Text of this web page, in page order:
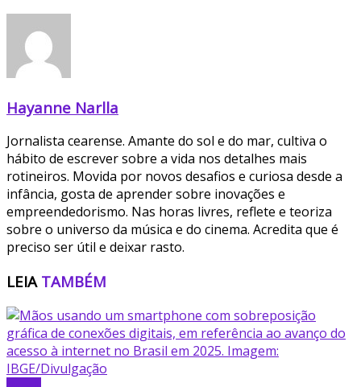
Hayanne Narlla
Jornalista cearense. Amante do sol e do mar, cultiva o
hábito de escrever sobre a vida nos detalhes mais
rotineiros. Movida por novos desafios e curiosa desde a
infância, gosta de aprender sobre inovações e
empreendedorismo. Nas horas livres, reflete e teoriza
sobre o universo da música e do cinema. Acredita que é
preciso ser útil e deixar rasto.
LEIA TAMBÉM